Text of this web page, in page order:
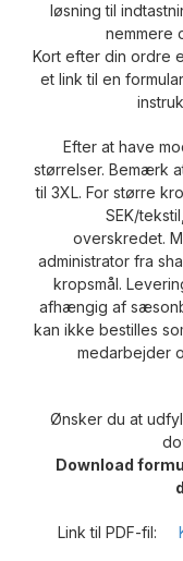
løsning til
nemmere
Kort efter din ordre
et link til en
Efter at have
størrelser. Bemærk
til 3XL. For større
SEK/
overskredet.
administrator fra
kropsmål.
afhængig af
kan ikke bestilles
medarbejder
Ønsker du at
Download
Link til PDF-fil: